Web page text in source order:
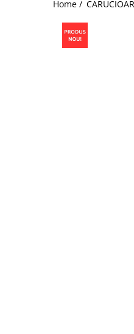
Jucarii de Sortare
Jucarii de tras
Jucarii din plus
Home /